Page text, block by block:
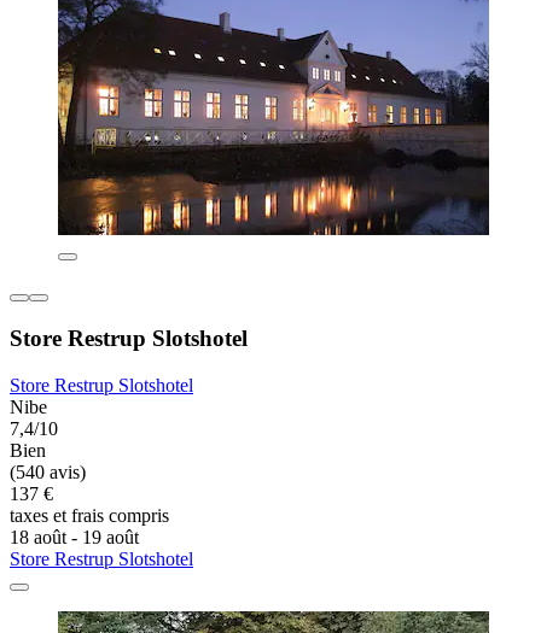
Store Restrup Slotshotel
Store Restrup Slotshotel
Nibe
7,4/10
Bien
(540 avis)
137 €
taxes et frais compris
18 août - 19 août
Store Restrup Slotshotel